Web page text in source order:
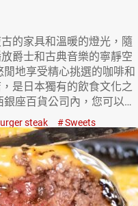
的家具和溫暖的燈光，隨
爵士和古典音樂的寧靜空
地享受精心挑選的咖啡和
是日本獨有的飲食文化之
座百貨公司內，您可以在
steak Sweets